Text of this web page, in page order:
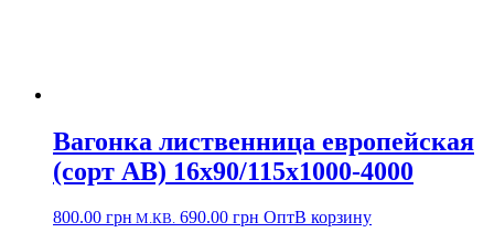
Вагонка лиственница европейская
(сорт АВ) 16х90/115х1000-4000
800.00 грн М.КВ. 690.00 грн ОптВ корзину